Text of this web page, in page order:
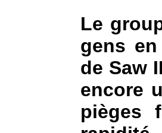
Le
gens
de Saw
encore
pièges